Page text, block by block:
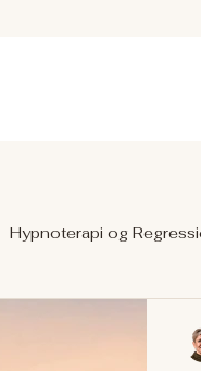
Hypnoterapi og